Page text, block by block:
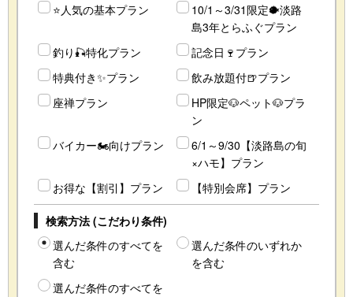
⭐人気の基本プラン
10/1～3/31限定🐡淡路
島3年とらふぐプラン
釣り🎣特化プラン
記念日🍷プラン
特典付き✨プラン
飲み放題付🍺プラン
座禅プラン
HP限定🐶ペット🐶プラ
ン
バイカー🏍向けプラン
6/1～9/30【淡路島の旬
×ハモ】プラン
お得な【割引】プラン
【特別会席】プラン
検索方法 (こだわり条件)
選んだ条件のすべてを
含む
選んだ条件のいずれか
を含む
選んだ条件のすべてを